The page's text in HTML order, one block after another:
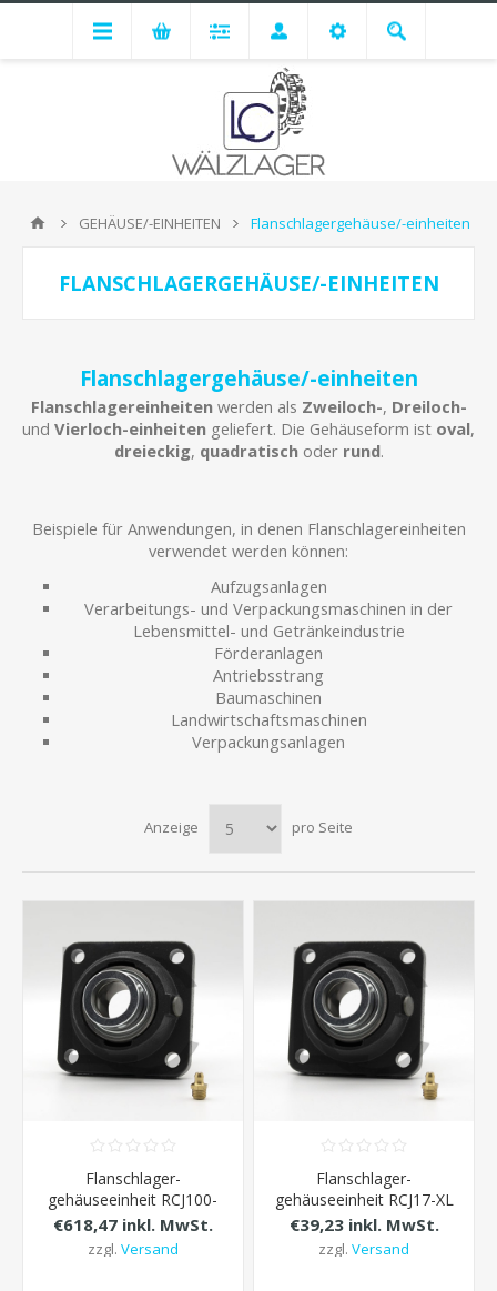
GEHÄUSE/-EINHEITEN Flanschlagergehäuse/-einheiten
FLANSCHLAGERGEHÄUSE/-EINHEITEN
Flanschlagergehäuse/-einheiten
Flanschlagereinheitenwerden als Zweiloch-, Dreiloch-
und Vierloch-einheiten geliefert. Die Gehäuseform ist oval,
dreieckig, quadratischoder rund.
Beispiele für Anwendungen, in denen Flanschlagereinheiten
verwendet werden können:
Aufzugsanlagen
Verarbeitungs- und Verpackungsmaschinen in der
Lebensmittel- und Getränkeindustrie
Förderanlagen
Antriebsstrang
Baumaschinen
Landwirtschaftsmaschinen
Verpackungsanlagen
Anzeige pro Seite
Flanschlager-
gehäuseeinheit RCJ100-
XL INA d= 100 mm
€618,47 inkl. MwSt.
zzgl. Versand
Flanschlager-
gehäuseeinheit RCJ17-XL
INA d=17 mm
€39,23 inkl. MwSt.
zzgl.Versand